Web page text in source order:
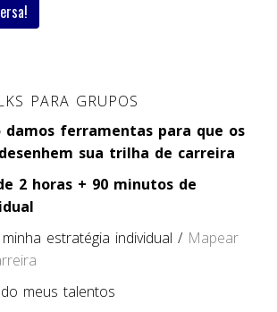
PARA GRUPOS
ferramentas para que os
sua trilha de carreira
2 horas + 90 minutos de
estratégia individual / Mapear
meus talentos